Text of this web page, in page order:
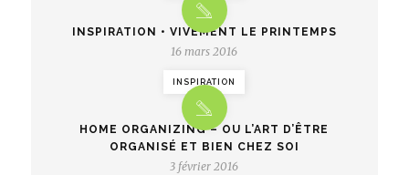
INSPIRATION • VIVEMENT LE PRINTEMPS
16 mars 2016
INSPIRATION
HOME ORGANIZING – OU L’ART D’ÊTRE
ORGANISÉ ET BIEN CHEZ SOI
3 février 2016